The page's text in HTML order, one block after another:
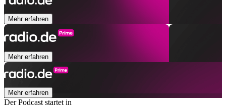
Mehr erfahren
Mehr erfahren
Mehr erfahren
Der Podcast startet in